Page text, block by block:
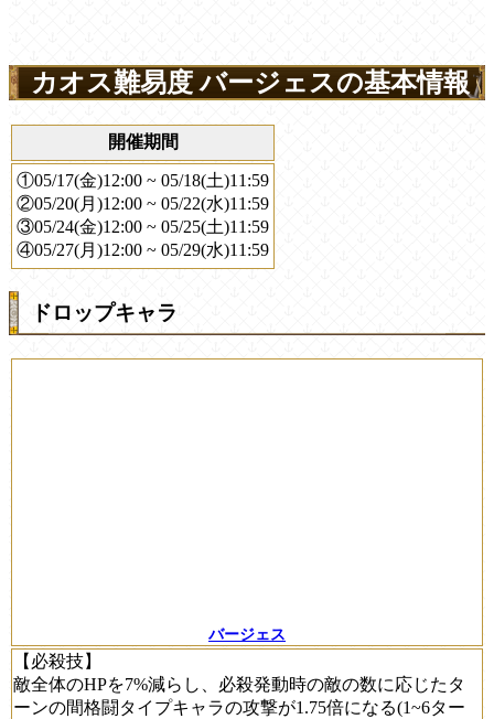
カオス難易度 バージェスの基本情報
開催期間
①05/17(金)12:00 ~ 05/18(土)11:59
②05/20(月)12:00 ~ 05/22(水)11:59
③05/24(金)12:00 ~ 05/25(土)11:59
④05/27(月)12:00 ~ 05/29(水)11:59
ドロップキャラ
バージェス
【必殺技】
敵全体のHPを7%減らし、必殺発動時の敵の数に応じたタ
ーンの間格闘タイプキャラの攻撃が1.75倍になる(1~6ター